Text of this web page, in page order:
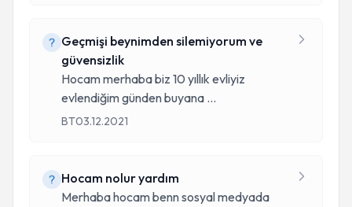
Geçmişi beynimden silemiyorum ve
güvensizlik
Hocam merhaba biz 10 yıllık evliyiz
evlendiğim günden buyana ...
BT03.12.2021
Hocam nolur yardım
Merhaba hocam benn sosyal medyada